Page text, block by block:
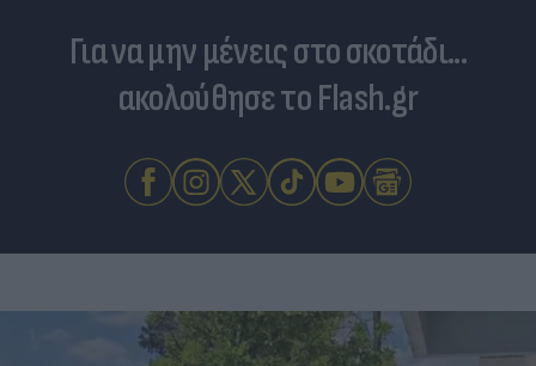
Για να μην μένεις στο σκοτάδι...
ακολούθησε το Flash.gr